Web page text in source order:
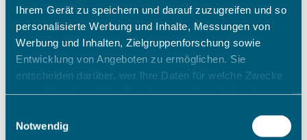
Ihrem Gerät zu speichern und darauf zuzugreifen und so
personalisierte Werbung und Inhalte, Messungen von
Werbung und Inhalten, Zielgruppenforschung sowie
Entwicklung von Angeboten zu ermöglichen. Sie
entscheiden darüber, wer Ihre Daten für welche Zwecke
Trigger Symbol ändern oder widerrufen
Notwendig